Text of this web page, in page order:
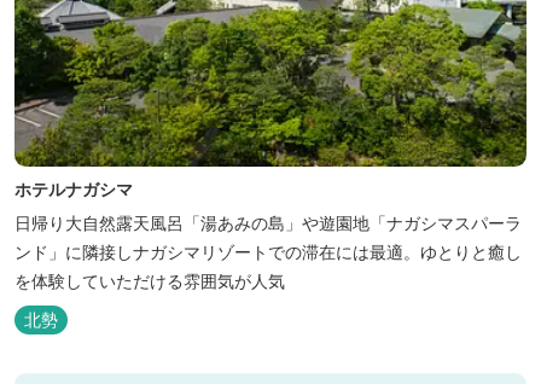
ホテルナガシマ
日帰り大自然露天風呂「湯あみの島」や遊園地「ナガシマスパーラ
ンド」に隣接しナガシマリゾートでの滞在には最適。ゆとりと癒し
を体験していただける雰囲気が人気
北勢